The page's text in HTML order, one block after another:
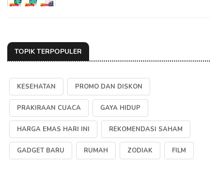
TOPIK TERPOPULER
KESEHATAN PROMO DAN DISKON
PRAKIRAAN CUACA GAYA HIDUP
HARGA EMAS HARI INI REKOMENDASI SAHAM
GADGET BARU RUMAH ZODIAK FILM